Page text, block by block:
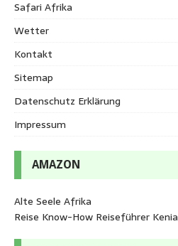
Safari Afrika
Wetter
Kontakt
Sitemap
Datenschutz Erklärung
Impressum
AMAZON
Alte Seele Afrika
Reise Know-How Reiseführer Kenia